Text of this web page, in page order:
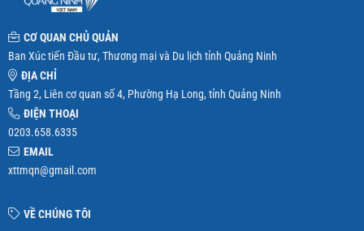
CƠ QUAN CHỦ QUẢN
Ban Xúc tiến Đầu tư, Thương mại và Du lịch tỉnh Quảng Ninh
ĐỊA CHỈ
Tầng 2, Liên cơ quan số 4, Phường Hạ Long, tỉnh Quảng Ninh
ĐIỆN THOẠI
0203.658.6335
EMAIL
xttmqn@gmail.com
VỀ CHÚNG TÔI